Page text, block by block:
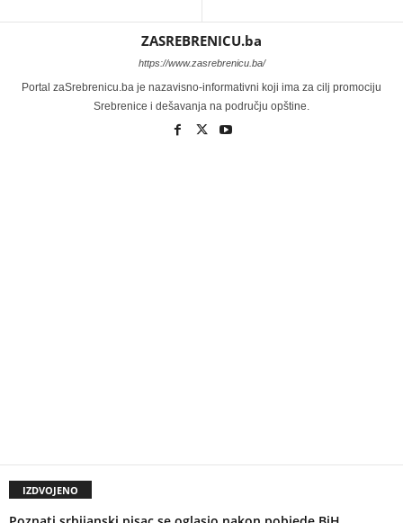
ZASREBRENICU.ba
https://www.zasrebrenicu.ba/
Portal zaSrebrenicu.ba je nazavisno-informativni koji ima za cilj promociju
Srebrenice i dešavanja na području opštine.
IZDVOJENO